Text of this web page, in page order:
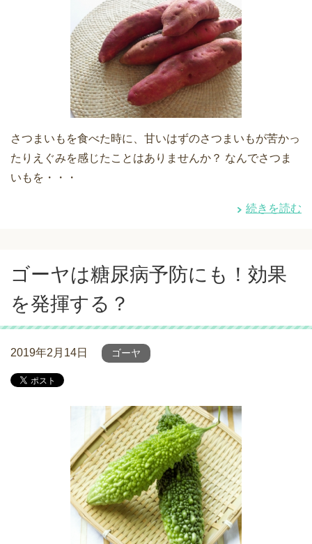
さつまいもを食べた時に、甘いはずのさつまいもが苦かっ
たりえぐみを感じたことはありませんか？ なんでさつま
いもを・・・
続きを読む
ゴーヤは糖尿病予防にも！効果
を発揮する？
2019年2月14日 ゴーヤ